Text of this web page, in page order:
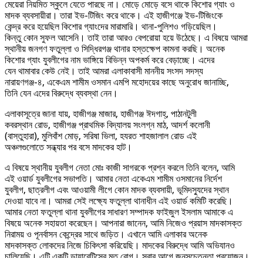
মেয়েরা নিয়মিত স্কুলে যেতে পারছে না। মোড়ে মোড়ে বসে থাকে কিশোর গ্যাং ও
মাদক ব্যবসায়ীরা। তারা ইভ-টিজিং করে থাকে। এই হাজীগঞ্জে ইভ-টিজিংকে
কেন্দ্র করে হয়েছিল কিশোর গ্যাংদের মারামারি। থানা-পুলিশও গড়িয়েছিল।
কিন্তু কোন সুফল আসেনি। তাই তারা আরও বেপরোয়া হয়ে উঠেছে। এ বিষয়ে আমরা
স্থানীয় জনগণ ফতুল্লা ও সিদ্ধিরগঞ্জ থানার হস্তক্ষেপ কামনা করছি। অনেক
কিশোর গ্যাং যুবলীগের নাম ভাঙ্গিয়ে বিভিন্ন অপকর্ম করে বেড়াচ্ছে। এদের
যেন থামাবার কেউ নেই। তাই আমরা এলাকাবাসী মাননীয় সংসদ সদস্য
নারায়ণগঞ্জ-৪, একেএম শামীম ওসমান এমপি মহোদয়ের কাছে অনুরোধ জানাচ্ছি,
তিনি যেন এদের বিরুদ্ধে ব্যবস্থা নেন।
এলাকাসূত্রে জানা যায়, হাজীগঞ্জ মাজার, হাজীগঞ্জ ঈদগাহ্, পাঠানটুলী
কবরস্থান রোড, হাজীগঞ্জ প্রাথমিক বিদ্যালয় সংলগ্ন মাঠ, আদর্শ কলোনী
(বাস্তুহারা), মুলিবাঁশ মোড়, সরিষা ভিলা, হযরত শাহজালাল রোড এই
অঞ্চলগুলোতে সন্ধ্যার পর বসে মাদকের হাট।
এ বিষয়ে স্থানীয় যুবলীগ নেতা মোঃ কাজী সাগরকে প্রশ্ন করলে তিনি বলেন, আমি
এই ওয়ার্ড যুবলীগের সভাপতি। আমার নেতা একেএম শামীম ওসমানের নির্দেশ
যুবলীগ, ছাত্রলীগ এবং আওয়ামী লীগে কোন মাদক ব্যবসায়ী, ভূমিদস্যুদের স্থান
দেওয়া যাবে না। আমরা সেই লক্ষ্যে ফতুল্লা থানাধীন এই ওয়ার্ড কমিটি করেছি।
আমার নেতা ফতুল্লা থানা যুবলীগের সাধারণ সম্পাদক ফাইজুল ইসলাম আমাকে এ
বিষয়ে অনেক সহায়তা করেছেন। আপনারা জানেন, আমি নিজেও প্রয়াস মাদকাসক্ত
নিরাময় ও পূনর্বাসন কেন্দ্রের সাথে জড়িত। এখানে আমি এলাকার অনেক
মাদকাসক্ত লোকদের নিজে চিকিৎসা করিয়েছি। মাদকের বিরুদ্ধে আমি অভিযানও